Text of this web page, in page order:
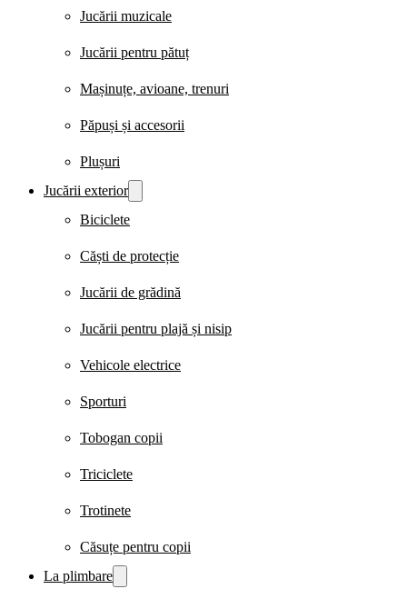
Jucării muzicale
Jucării pentru pătuț
Mașinuțe, avioane, trenuri
Păpuși și accesorii
Plușuri
Jucării exterior
Biciclete
Căști de protecție
Jucării de grădină
Jucării pentru plajă și nisip
Vehicole electrice
Sporturi
Tobogan copii
Triciclete
Trotinete
Căsuțe pentru copii
La plimbare